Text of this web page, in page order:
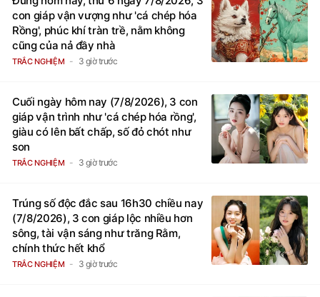
con giáp vận vượng như 'cá chép hóa
Rồng', phúc khí tràn trề, nằm không
cũng của nả đầy nhà
TRẮC NGHIỆM 3 giờ trước
Cuối ngày hôm nay (7/8/2026), 3 con
giáp vận trình như 'cá chép hóa rồng',
giàu có lên bất chấp, số đỏ chót như
son
TRẮC NGHIỆM 3 giờ trước
Trúng số độc đắc sau 16h30 chiều nay
(7/8/2026), 3 con giáp lộc nhiều hơn
sông, tài vận sáng như trăng Rằm,
chính thức hết khổ
TRẮC NGHIỆM 3 giờ trước